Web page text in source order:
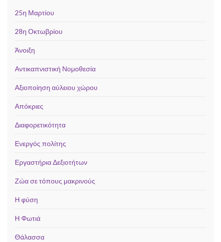
25η Μαρτίου
28η Οκτωβρίου
Άνοιξη
Αντικαπνιστική Νομοθεσία
Αξιοποίηση αύλειου χώρου
Απόκριες
Διαφορετικότητα
Ενεργός πολίτης
Εργαστήρια Δεξιοτήτων
Ζώα σε τόπους μακρινούς
Η φύση
Η Φωτιά
Θάλασσα